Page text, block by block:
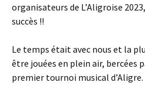
organisateurs de L’Aligroise
succès !!
Le temps était avec nous et la
être jouées en plein air, bercées
premier tournoi musical d’Aligre.